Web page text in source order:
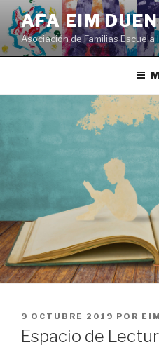
Saltar
contenido
AFA EIM
Asociación de Familias
PUBLICADO
EL
9 OCTUBRE 2019 POR
Espacio de